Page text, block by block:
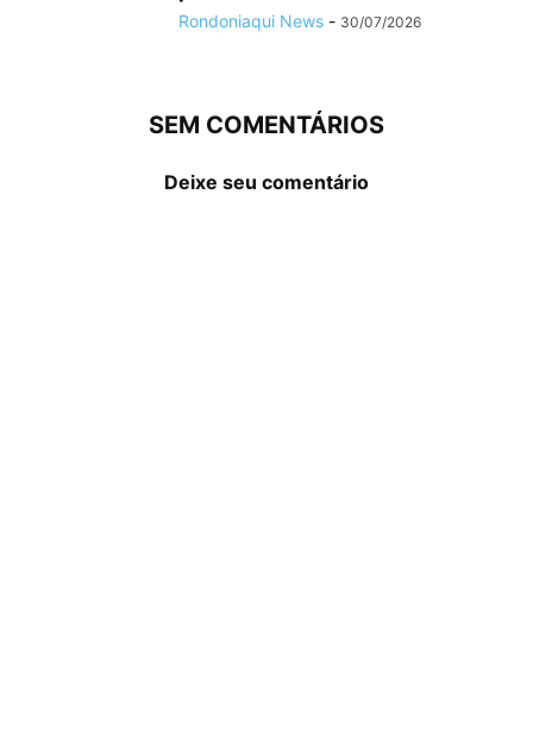
Rondoniaqui News - 30/07/2026
SEM COMENTÁRIOS
Deixe seu comentário